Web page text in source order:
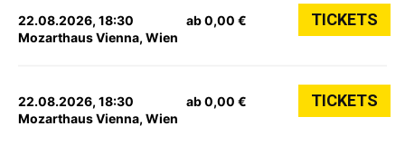
22.08.2026, 18:30
Mozarthaus Vienna, Wien
ab 0,00 € TICKETS
22.08.2026, 18:30
Mozarthaus Vienna, Wien
ab 0,00 € TICKETS